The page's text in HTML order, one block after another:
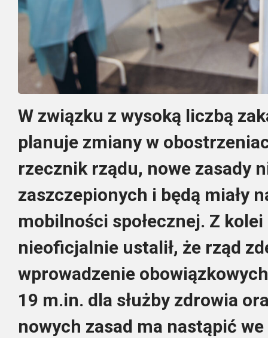
W związku z wysoką liczbą
planuje zmiany w
rzecznik rządu, nowe zasady
zaszczepionych i będą miały
mobilności społecznej. Z
nieoficjalnie ustalił, że rząd
wprowadzenie
19 m.in. dla służby zdrowia
nowych zasad ma nastąpić